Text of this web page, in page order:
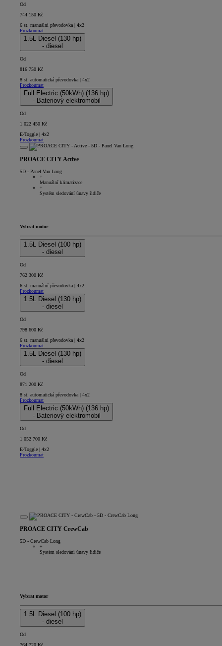
Od
744 150 Kč
6 st. manuální převodovka | 4x2
Prozkoumat
1.5L Diesel (130 hp)
- diesel
Od
816 750 Kč
8 st. automatická převodovka | 4x2
Prozkoumat
Full Electric (50kWh) (136 hp)
- Bateriový elektromobil
Od
1 022 450 Kč
E-Toggle | 4x2
Prozkoumat
PROACE CITY Active
5D - Panel Van Long
+
Manuální klimatizace
+
Systém sledování únavy řidiče
Vybrat motor
1.5L Diesel (100 hp)
- diesel
Od
762 300 Kč
6 st. manuální převodovka | 4x2
Prozkoumat
1.5L Diesel (130 hp)
- diesel
Od
798 600 Kč
6 st. manuální převodovka | 4x2
Prozkoumat
1.5L Diesel (130 hp)
- diesel
Od
871 200 Kč
8 st. automatická převodovka | 4x2
Prozkoumat
Full Electric (50kWh) (136 hp)
- Bateriový elektromobil
Od
1 052 700 Kč
E-Toggle | 4x2
Prozkoumat
PROACE CITY CrewCab
5D - CrewCab Long
+
Systém sledování únavy řidiče
Vybrat motor
1.5L Diesel (100 hp)
- diesel
Od
764 720 Kč